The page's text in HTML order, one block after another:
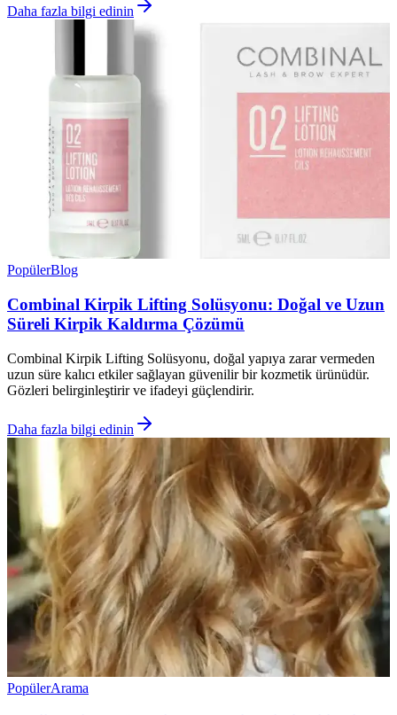
Daha fazla bilgi edinin
PopülerBlog
Combinal Kirpik Lifting Solüsyonu: Doğal ve Uzun
Süreli Kirpik Kaldırma Çözümü
Combinal Kirpik Lifting Solüsyonu, doğal yapıya zarar vermeden
uzun süre kalıcı etkiler sağlayan güvenilir bir kozmetik ürünüdür.
Gözleri belirginleştirir ve ifadeyi güçlendirir.
Daha fazla bilgi edinin
PopülerArama